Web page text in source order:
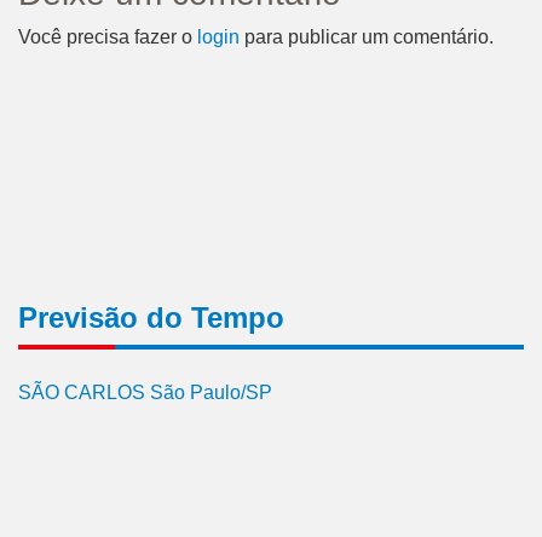
Você precisa fazer o login para publicar um comentário.
Previsão do Tempo
SÃO CARLOS São Paulo/SP